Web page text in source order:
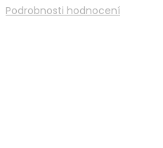
Podrobnosti hodnocení